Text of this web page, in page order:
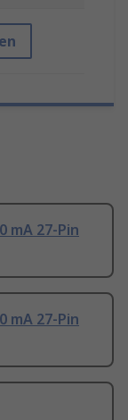
mA 27-Pin
mA 27-Pin